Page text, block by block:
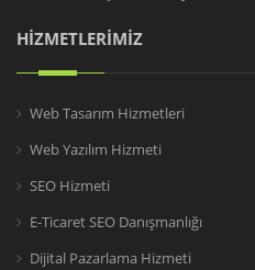
HİZMETLERİMİZ
Web Tasarım Hizmetleri
Web Yazılım Hizmeti
SEO Hizmeti
E-Ticaret SEO Danışmanlığı
Dijital Pazarlama Hizmeti